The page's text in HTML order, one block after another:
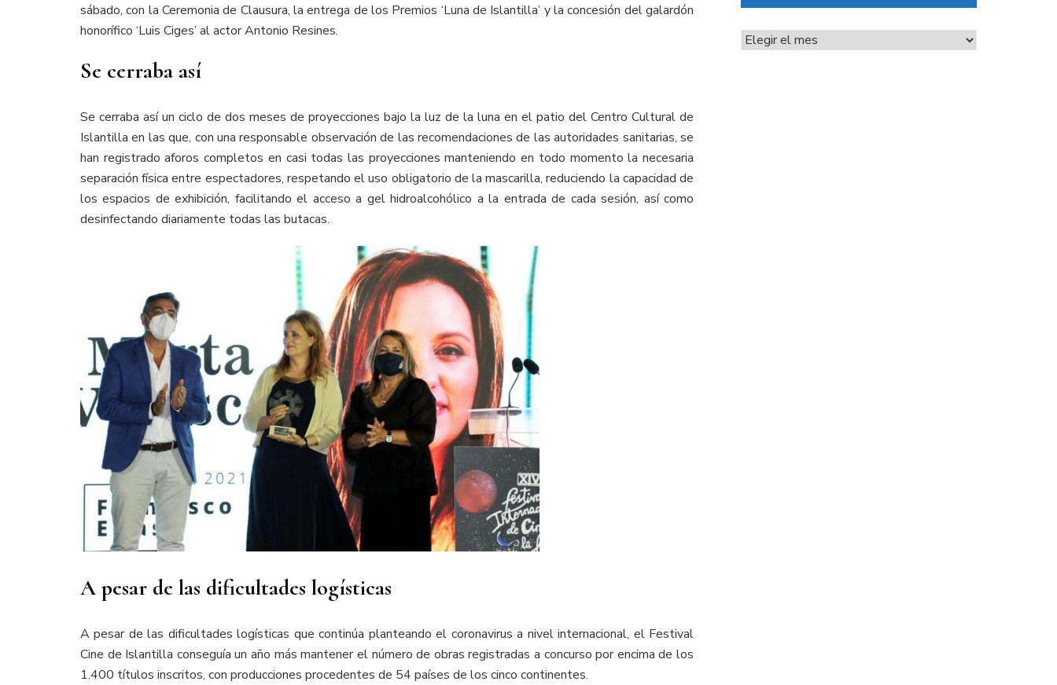
sábado, con la Ceremonia de Clausura, la entrega de los Premios ‘Luna de Islantilla’ y la concesión del galardón
honorífico ‘Luis Ciges’ al actor Antonio Resines.
Se cerraba así
Se cerraba así un ciclo de dos meses de proyecciones bajo la luz de la luna en el patio del Centro Cultural de
Islantilla en las que, con una responsable observación de las recomendaciones de las autoridades sanitarias, se
han registrado aforos completos en casi todas las proyecciones manteniendo en todo momento la necesaria
separación física entre espectadores, respetando el uso obligatorio de la mascarilla, reduciendo la capacidad de
los espacios de exhibición, facilitando el acceso a gel hidroalcohólico a la entrada de cada sesión, así como
desinfectando diariamente todas las butacas.
A pesar de las dificultades logísticas
A pesar de las dificultades logísticas que continúa planteando el coronavirus a nivel internacional, el Festival
Cine de Islantilla conseguía un año más mantener el número de obras registradas a concurso por encima de los
1.400 títulos inscritos, con producciones procedentes de 54 países de los cinco continentes.
Archivos